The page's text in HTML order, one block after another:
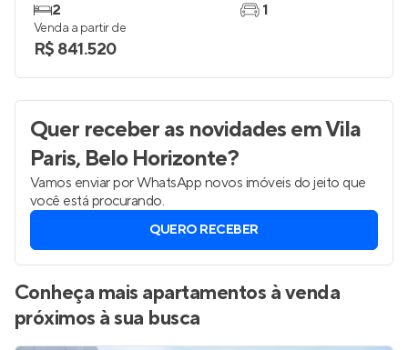
2
1
Venda a partir de
R$ 841.520
Quer receber as novidadesem Vila
Paris, Belo Horizonte?
Vamos enviar por WhatsApp novos imóveis do jeito que
você está procurando.
QUERO RECEBER
Conheça mais apartamentos à venda
próximos à sua busca